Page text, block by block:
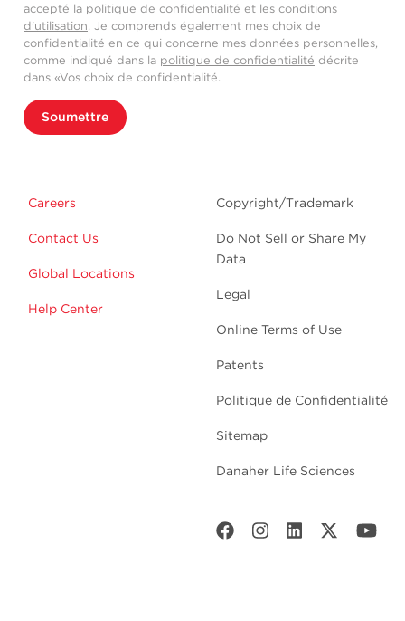
accepté la politique de confidentialité et les conditions
d'utilisation. Je comprends également mes choix de
confidentialité en ce qui concerne mes données personnelles,
comme indiqué dans la politique de confidentialité décrite
dans «Vos choix de confidentialité.
Soumettre
Careers
Contact Us
Global Locations
Help Center
Copyright/Trademark
Do Not Sell or Share My
Data
Legal
Online Terms of Use
Patents
Politique de Confidentialité
Sitemap
Danaher Life Sciences